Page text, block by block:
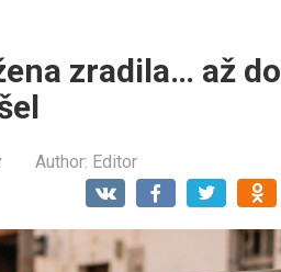
zradila… až do
Author: Editor